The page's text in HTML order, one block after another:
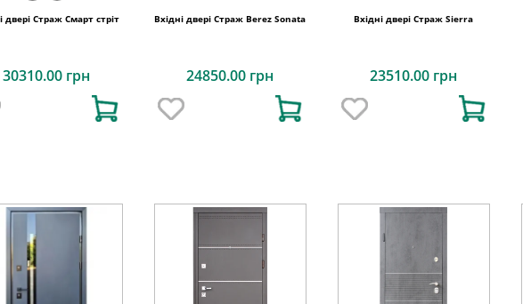
двері Страж Смарт стріт
30310.00 грн
Вхідні двері Страж Berez Sonata
24850.00 грн
Вхідні двері Страж Sierra
23510.00 грн